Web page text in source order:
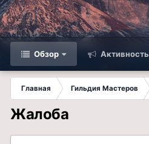
Обзор Активность
Главная Гильдия Мастеров
Жалоба